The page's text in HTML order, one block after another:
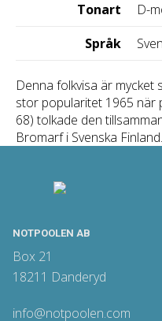
Tonart
D-
Språk
Denna folkvisa är mycket
stor popularitet 1965 när
68) tolkade den
Bromarf i Svenska Finland.
NOTPOOLEN AB
Box 21
18211 Danderyd
info@notpoolen.com